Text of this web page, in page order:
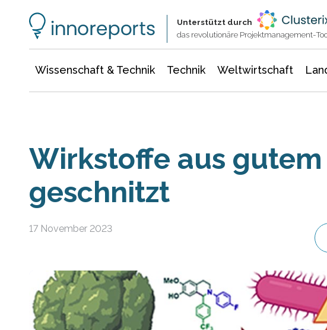
Unterstützt durch
das revolutionäre Projektmanagement-
Wissenschaft & Technik Technik Weltwirtschaft
Wirkstoffe aus
geschnitzt
17 November 2023